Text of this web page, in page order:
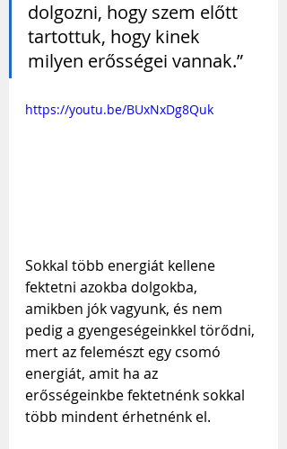
dolgozni, hogy szem előtt
tartottuk, hogy kinek
milyen erősségei vannak.”
https://youtu.be/BUxNxDg8Quk
Sokkal több energiát kellene
fektetni azokba dolgokba,
amikben jók vagyunk, és nem
pedig a gyengeségeinkkel törődni,
mert az felemészt egy csomó
energiát, amit ha az
erősségeinkbe fektetnénk sokkal
több mindent érhetnénk el.